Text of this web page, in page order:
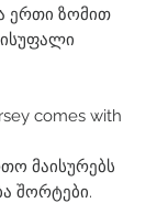
ერთი ზომით
comes with
მაისურებს
შორტები.